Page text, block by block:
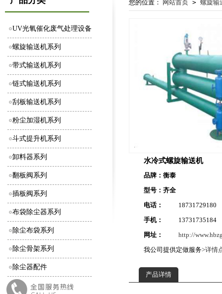
UV光氧催化废气处理设备
螺旋输送机系列
带式输送机系列
链式输送机系列
刮板输送机系列
粉尘加湿机系列
斗式提升机系列
卸料器系列
翻板阀系列
插板阀系列
布袋除尘器系列
除尘布袋系列
除尘骨架系列
除尘器配件
您的位置： 网站首页 > 螺旋输
水冷式螺旋输送机
品牌：衡泰
型号：齐全
电话：
18731729180
手机：
13731735184
网址：
http://
我公司提供定做服务>详情
产品详情